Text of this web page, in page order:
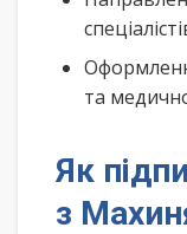
та
Як
з